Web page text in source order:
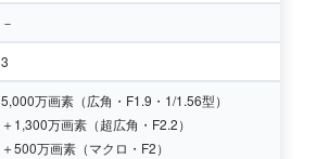
－
3
5,000万画素（広角・F1.9・1/1.56型）
＋1,300万画素（超広角・F2.2）
＋500万画素（マクロ・F2）